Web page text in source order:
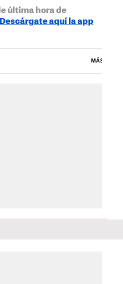
última hora de
Descárgate aquí la app
MÁS